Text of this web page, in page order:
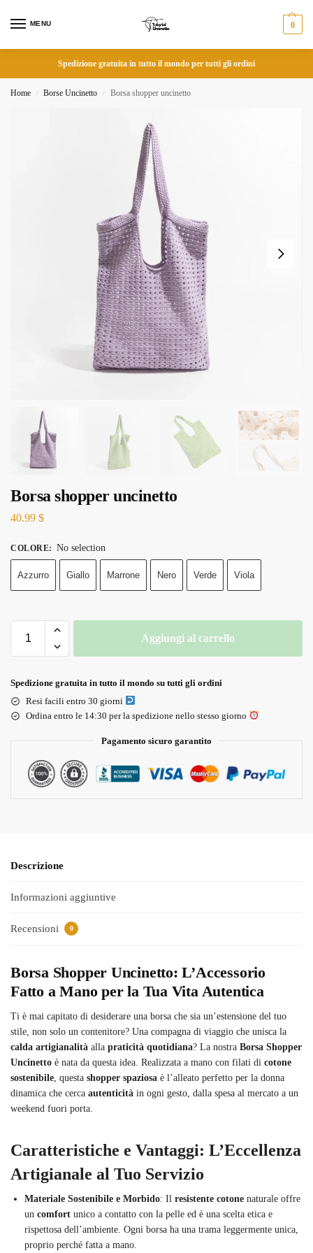
MENU 0
Spedizione gratuita in tutto il mondo per tutti gli ordini
Home / Borse Uncinetto / Borsa shopper uncinetto
Borsa shopper uncinetto
40.99 $
COLORE: No selection
Azzurro Giallo Marrone Nero Verde Viola
Aggiungi al carrello
Spedizione gratuita in tutto il mondo su tutti gli ordini
Resi facili entro 30 giorni
Ordina entro le 14:30 per la spedizione nello stesso giorno
Pagamento sicuro garantito
Descrizione
Informazioni aggiuntive
Recensioni 0
Borsa Shopper Uncinetto: L’Accessorio
Fatto a Mano per la Tua Vita Autentica
Ti è mai capitato di desiderare una borsa che sia un’estensione del tuo
stile, non solo un contenitore? Una compagna di viaggio che unisca la
calda artigianalità alla praticità quotidiana? La nostra Borsa Shopper
Uncinetto è nata da questa idea. Realizzata a mano con filati di cotone
sostenibile , questa shopper spaziosa è l’alleato perfetto per la donna
dinamica che cerca autenticità in ogni gesto, dalla spesa al mercato a un
weekend fuori porta.
Caratteristiche e Vantaggi: L’Eccellenza
Artigianale al Tuo Servizio
Materiale Sostenibile e Morbido: Il resistente cotone naturale offre
un comfort unico a contatto con la pelle ed è una scelta etica e
rispettosa dell’ambiente. Ogni borsa ha una trama leggermente unica,
proprio perché fatta a mano.